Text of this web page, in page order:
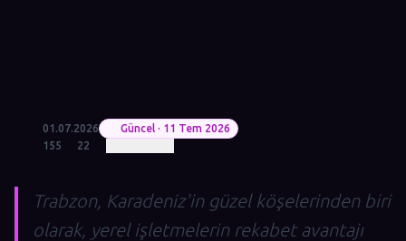
01.07.2026
Güncel · 11 Tem 2026
155
22
Trabzon, Karadeniz'in güzel köşelerinden biri
olarak, yerel işletmelerin rekabet avantajı